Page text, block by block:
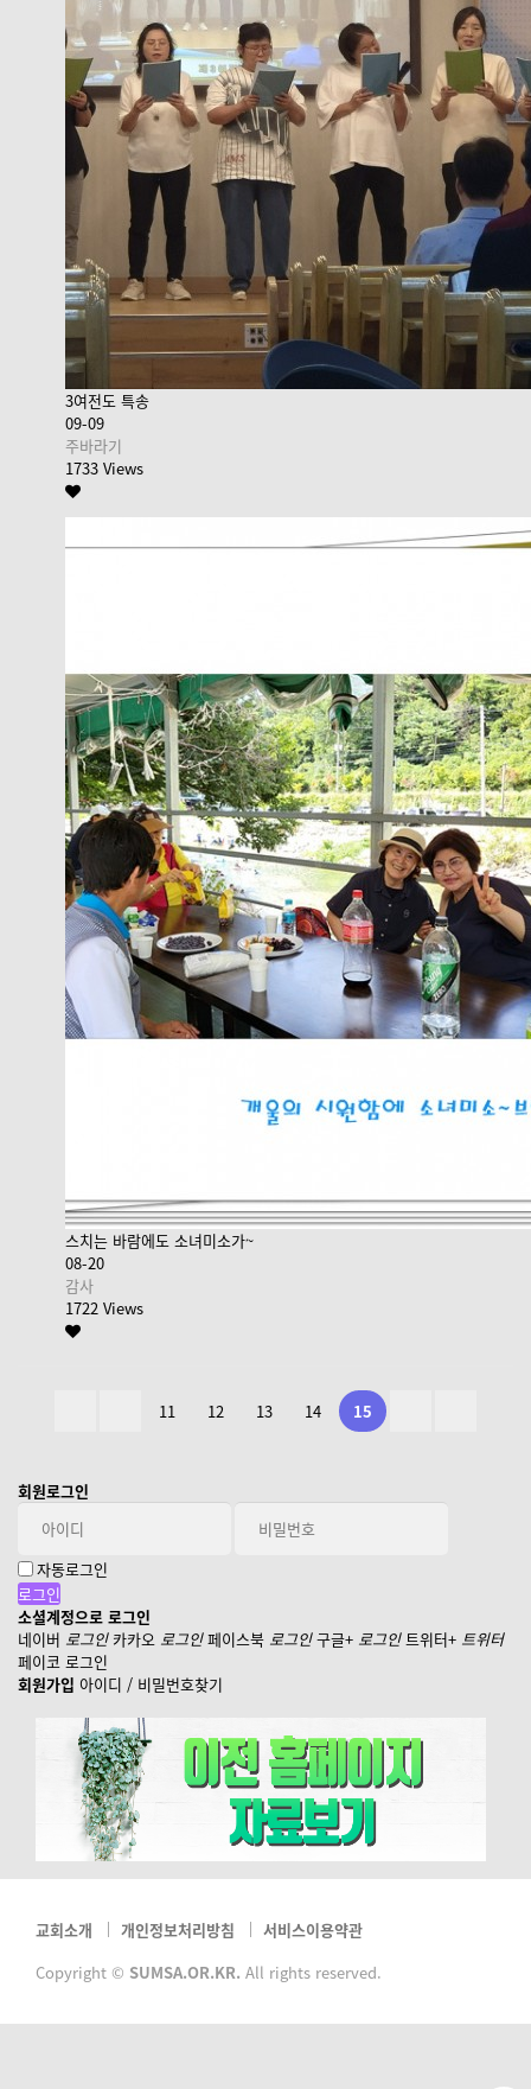
3여전도 특송
09-09
주바라기
1733 Views
스치는 바람에도 소녀미소가~
08-20
감사
1722 Views
11 12 13 14 15
회원로그인
자동로그인
소셜계정으로 로그인
네이버 로그인 카카오 로그인 페이스북 로그인 구글+ 로그인 트위터+ 트위터
페이코 로그인
회원가입 아이디 / 비밀번호찾기
교회소개 개인정보처리방침
서비스이용약관
Copyright © SUMSA.OR.KR. All rights reserved.